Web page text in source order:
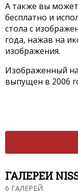
А также вы
бесплатно и
стола с
года, нажав на
изображения.
Изображенный
выпущен в 2006
ГАЛЕРЕИ
6 ГАЛЕРЕЙ